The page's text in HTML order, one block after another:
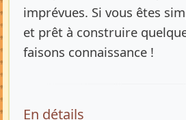
imprévues. Si vous êtes
et prêt à construire
faisons connaissance !
En détails